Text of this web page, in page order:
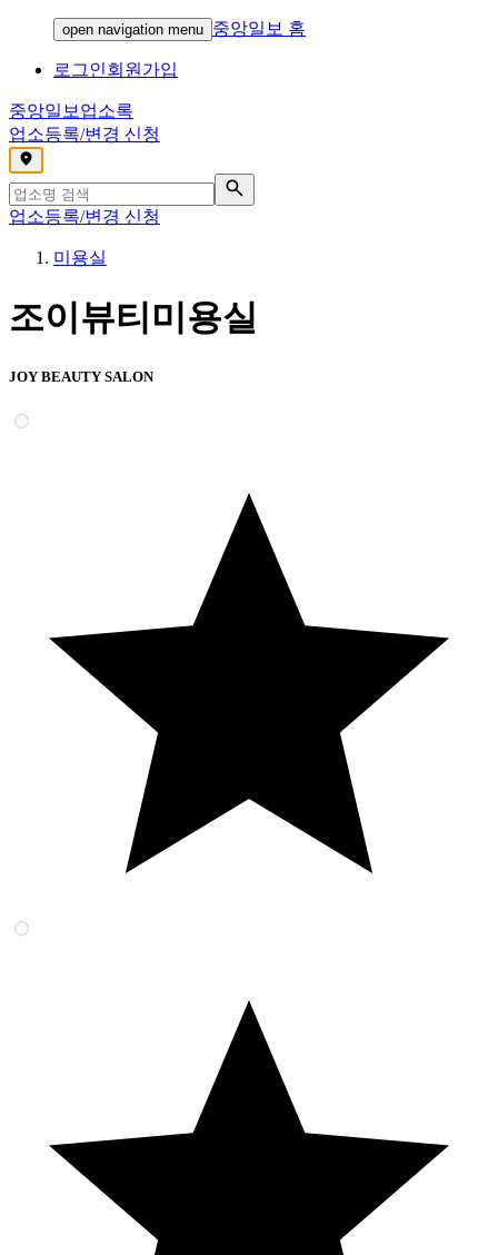
open navigation menu 중앙일보 홈
로그인회원가입
중앙일보 업소록
업소등록/변경 신청
,
업소등록/변경 신청
미용실
조이뷰티미용실
JOY BEAUTY SALON